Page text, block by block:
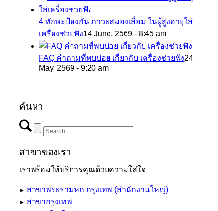
4 ทักษะป้องกัน ภาวะสมองเสื่อม ในผู้สูงอายุใส่
เครื่องช่วยฟัง14 June, 2569 - 8:45 am
FAQ คำถามที่พบบ่อย เกี่ยวกับ เครื่องช่วยฟัง24
May, 2569 - 9:20 am
ค้นหา
สาขาของเรา
เราพร้อมให้บริการคุณด้วยความใส่ใจ
► สาขาพระรามหก กรุงเทพ (สำนักงานใหญ่)
► สาขากรุงเทพ